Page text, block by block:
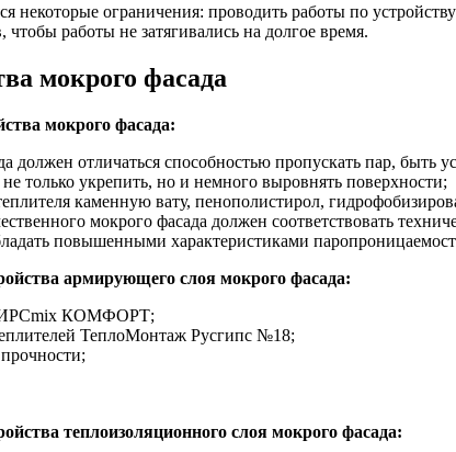
некоторые ограничения: проводить работы по
работы не затягивались на долгое время.
мокрого фасада
мокрого фасада:
должен отличаться способностью пропускать пар,
только укрепить, но и немного выровнять поверхности;
каменную вату, пенополистирол,
мокрого фасада должен соответствовать
повышенными характеристиками
армирующего слоя мокрого фасада:
БИРСmix КОМФОРТ;
ТеплоМонтаж Русгипс №18;
теплоизоляционного слоя мокрого фасада: